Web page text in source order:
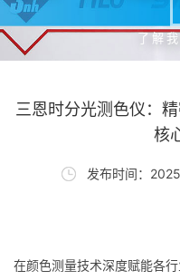
了解
三恩时分光测色仪：
核
发布时间：
在颜色测量技术深度赋能各